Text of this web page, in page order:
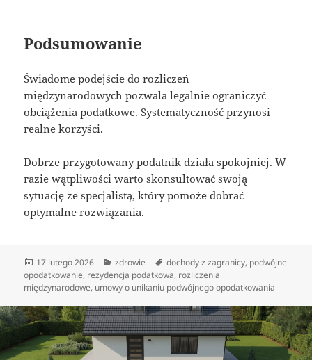
Podsumowanie
Świadome podejście do rozliczeń
międzynarodowych pozwala legalnie ograniczyć
obciążenia podatkowe. Systematyczność przynosi
realne korzyści.
Dobrze przygotowany podatnik działa spokojniej. W
razie wątpliwości warto skonsultować swoją
sytuację ze specjalistą, który pomoże dobrać
optymalne rozwiązania.
Data
publikacji
17 lutego 2026 Kategorie
zdrowie Tagi
dochody z zagranicy, podwójne
opodatkowanie, rezydencja podatkowa, rozliczenia
międzynarodowe, umowy o unikaniu podwójnego opodatkowania